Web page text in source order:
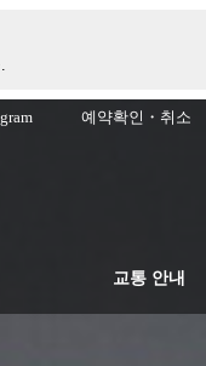
예약확인・취소
교통 안내